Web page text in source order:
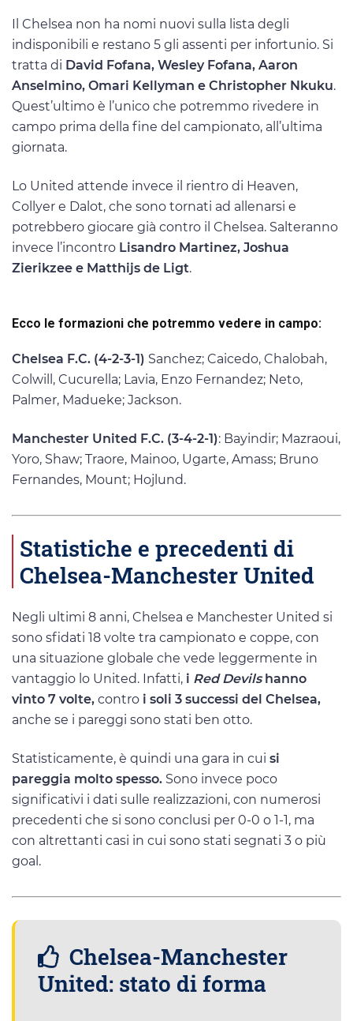
Il Chelsea non ha nomi nuovi sulla lista degli
indisponibili e restano 5 gli assenti per infortunio. Si
tratta di David Fofana, Wesley Fofana, Aaron
Anselmino, Omari Kellyman e Christopher Nkuku.
Quest’ultimo è l’unico che potremmo rivedere in
campo prima della fine del campionato, all’ultima
giornata.
Lo United attende invece il rientro di Heaven,
Collyer e Dalot, che sono tornati ad allenarsi e
potrebbero giocare già contro il Chelsea. Salteranno
invece l’incontro Lisandro Martinez, Joshua
Zierikzee e Matthijs de Ligt.
Ecco le formazioni che potremmo vedere in campo:
Chelsea F.C. (4-2-3-1) Sanchez; Caicedo, Chalobah,
Colwill, Cucurella; Lavia, Enzo Fernandez; Neto,
Palmer, Madueke; Jackson.
Manchester United F.C. (3-4-2-1): Bayindir; Mazraoui,
Yoro, Shaw; Traore, Mainoo, Ugarte, Amass; Bruno
Fernandes, Mount; Hojlund.
Statistiche e precedenti di
Chelsea-Manchester United
Negli ultimi 8 anni, Chelsea e Manchester United si
sono sfidati 18 volte tra campionato e coppe, con
una situazione globale che vede leggermente in
vantaggio lo United. Infatti, i Red Devilshanno
vinto 7 volte, contro i soli 3 successi del Chelsea,
anche se i pareggi sono stati ben otto.
Statisticamente, è quindi una gara in cui si
pareggia molto spesso. Sono invece poco
significativi i dati sulle realizzazioni, con numerosi
precedenti che si sono conclusi per 0-0 o 1-1, ma
con altrettanti casi in cui sono stati segnati 3 o più
goal.
Chelsea-Manchester
United: stato di forma